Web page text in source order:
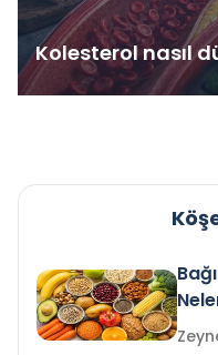
Kolesterol nasıl